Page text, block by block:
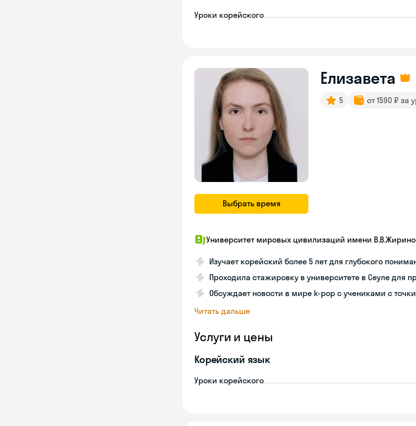
Уроки корейского
Выбрать время
Елизавета
5 от 1590 ₽ за
Университет мировых цивилизаций имени
Изучает корейский более 5 лет для глубокого
Проходила стажировку в университете в Сеуле для
Обсуждает новости в мире k-pop с учениками с
Читать дальше
Услуги и цены
Корейский язык
Уроки корейского